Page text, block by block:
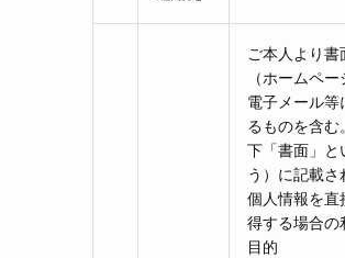
ご本人より書
（ホームペー
電子メール等
るものを含む
下「書面」と
う）に記載さ
個人情報を直
得する場合の
目的